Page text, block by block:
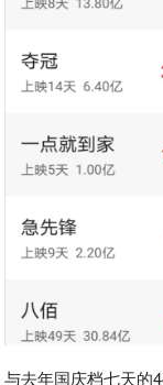
与去年国庆档七天的